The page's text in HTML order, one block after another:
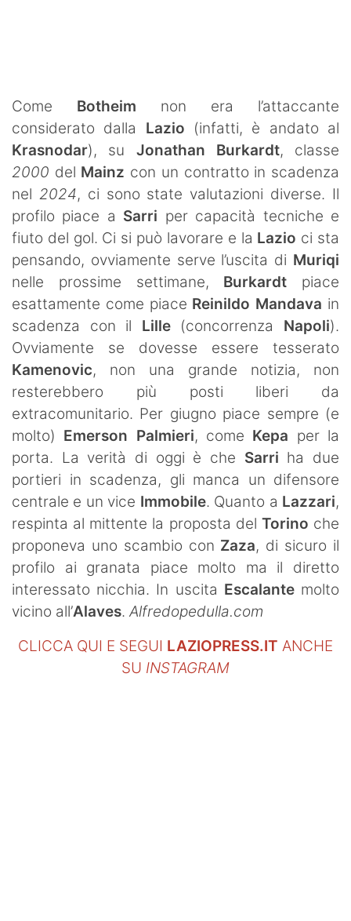
Come Botheim non era l’attaccante
considerato dalla Lazio (infatti, è andato al
Krasnodar), su Jonathan Burkardt, classe
2000 del Mainz con un contratto in scadenza
nel 2024, ci sono state valutazioni diverse. Il
profilo piace a Sarri per capacità tecniche e
fiuto del gol. Ci si può lavorare e la Lazio ci sta
pensando, ovviamente serve l’uscita di Muriqi
nelle prossime settimane, Burkardt piace
esattamente come piace Reinildo Mandava in
scadenza con il Lille(concorrenza Napoli).
Ovviamente se dovesse essere tesserato
Kamenovic, non una grande notizia, non
resterebbero più posti liberi da
extracomunitario. Per giugno piace sempre (e
molto) Emerson Palmieri, come Kepa per la
porta. La verità di oggi è che Sarri ha due
portieri in scadenza, gli manca un difensore
centrale e un vice Immobile. Quanto a Lazzari,
respinta al mittente la proposta del Torino che
proponeva uno scambio con Zaza, di sicuro il
profilo ai granata piace molto ma il diretto
interessato nicchia. In uscita Escalantemolto
vicino all’Alaves. Alfredopedulla.com
CLICCA QUI E SEGUI LAZIOPRESS.IT ANCHE
SU INSTAGRAM